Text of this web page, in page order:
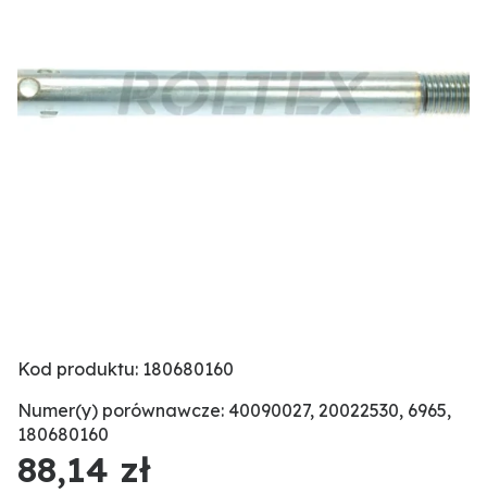
Kod produktu: 180680160
Numer(y) porównawcze: 40090027, 20022530, 6965,
180680160
88,14 zł